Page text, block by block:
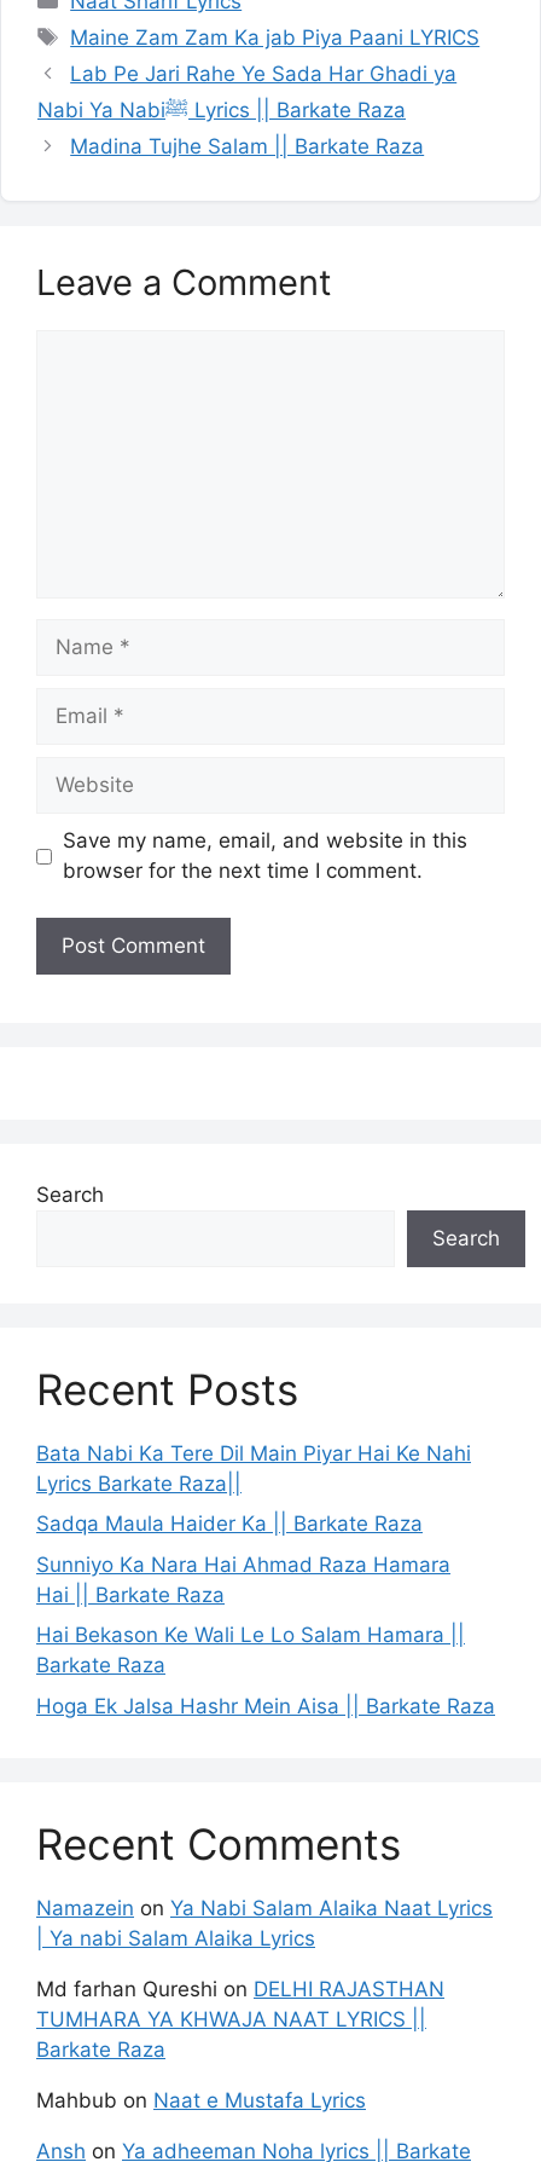
Tags
Maine Zam Zam Ka jab Piya Paani LYRICS
Lab Pe Jari Rahe Ye Sada Har Ghadi ya
Nabi Ya Nabiﷺ Lyrics || Barkate Raza
Madina Tujhe Salam || Barkate Raza
Leave a Comment
Name
Email
Website
Save my name, email, and website in this
browser for the next time I comment.
Search
Search
Recent Posts
Bata Nabi Ka Tere Dil Main Piyar Hai Ke Nahi
Lyrics Barkate Raza||
Sadqa Maula Haider Ka || Barkate Raza
Sunniyo Ka Nara Hai Ahmad Raza Hamara
Hai || Barkate Raza
Hai Bekason Ke Wali Le Lo Salam Hamara ||
Barkate Raza
Hoga Ek Jalsa Hashr Mein Aisa || Barkate Raza
Recent Comments
Namazein on Ya Nabi Salam Alaika Naat Lyrics
| Ya nabi Salam Alaika Lyrics
Md farhan Qureshi on DELHI RAJASTHAN
TUMHARA YA KHWAJA NAAT LYRICS ||
Barkate Raza
Mahbub on Naat e Mustafa Lyrics
Ansh on Ya adheeman Noha lyrics || Barkate